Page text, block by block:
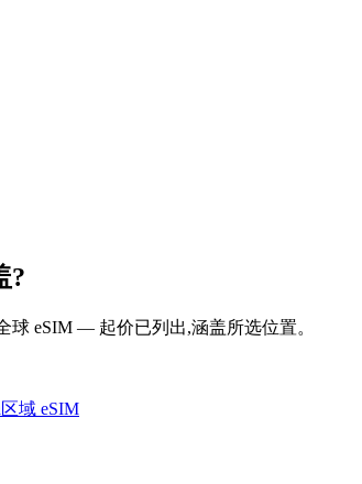
?
球 eSIM — 起价已列出,涵盖所选位置。
区域 eSIM